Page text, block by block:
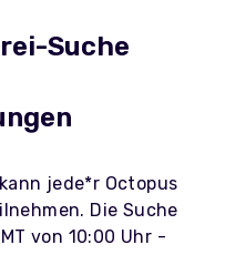
Suche
jede*r Octopus
Die Suche
von 10:00 Uhr -